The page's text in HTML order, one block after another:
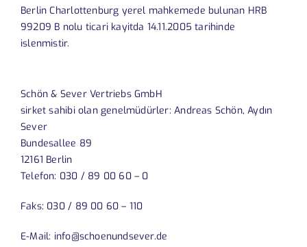
Berlin Charlottenburg yerel mahkemede bulunan HRB
99209 B nolu ticari kayitda 14.11.2005 tarihinde
islenmistir.
Schön & Sever Vertriebs GmbH
sirket sahibi olan genelmüdürler: Andreas Schön, Aydın
Sever
Bundesallee 89
12161 Berlin
Telefon: 030 / 89 00 60 – 0
Faks: 030 / 89 00 60 – 110
E-Mail: info@schoenundsever.de